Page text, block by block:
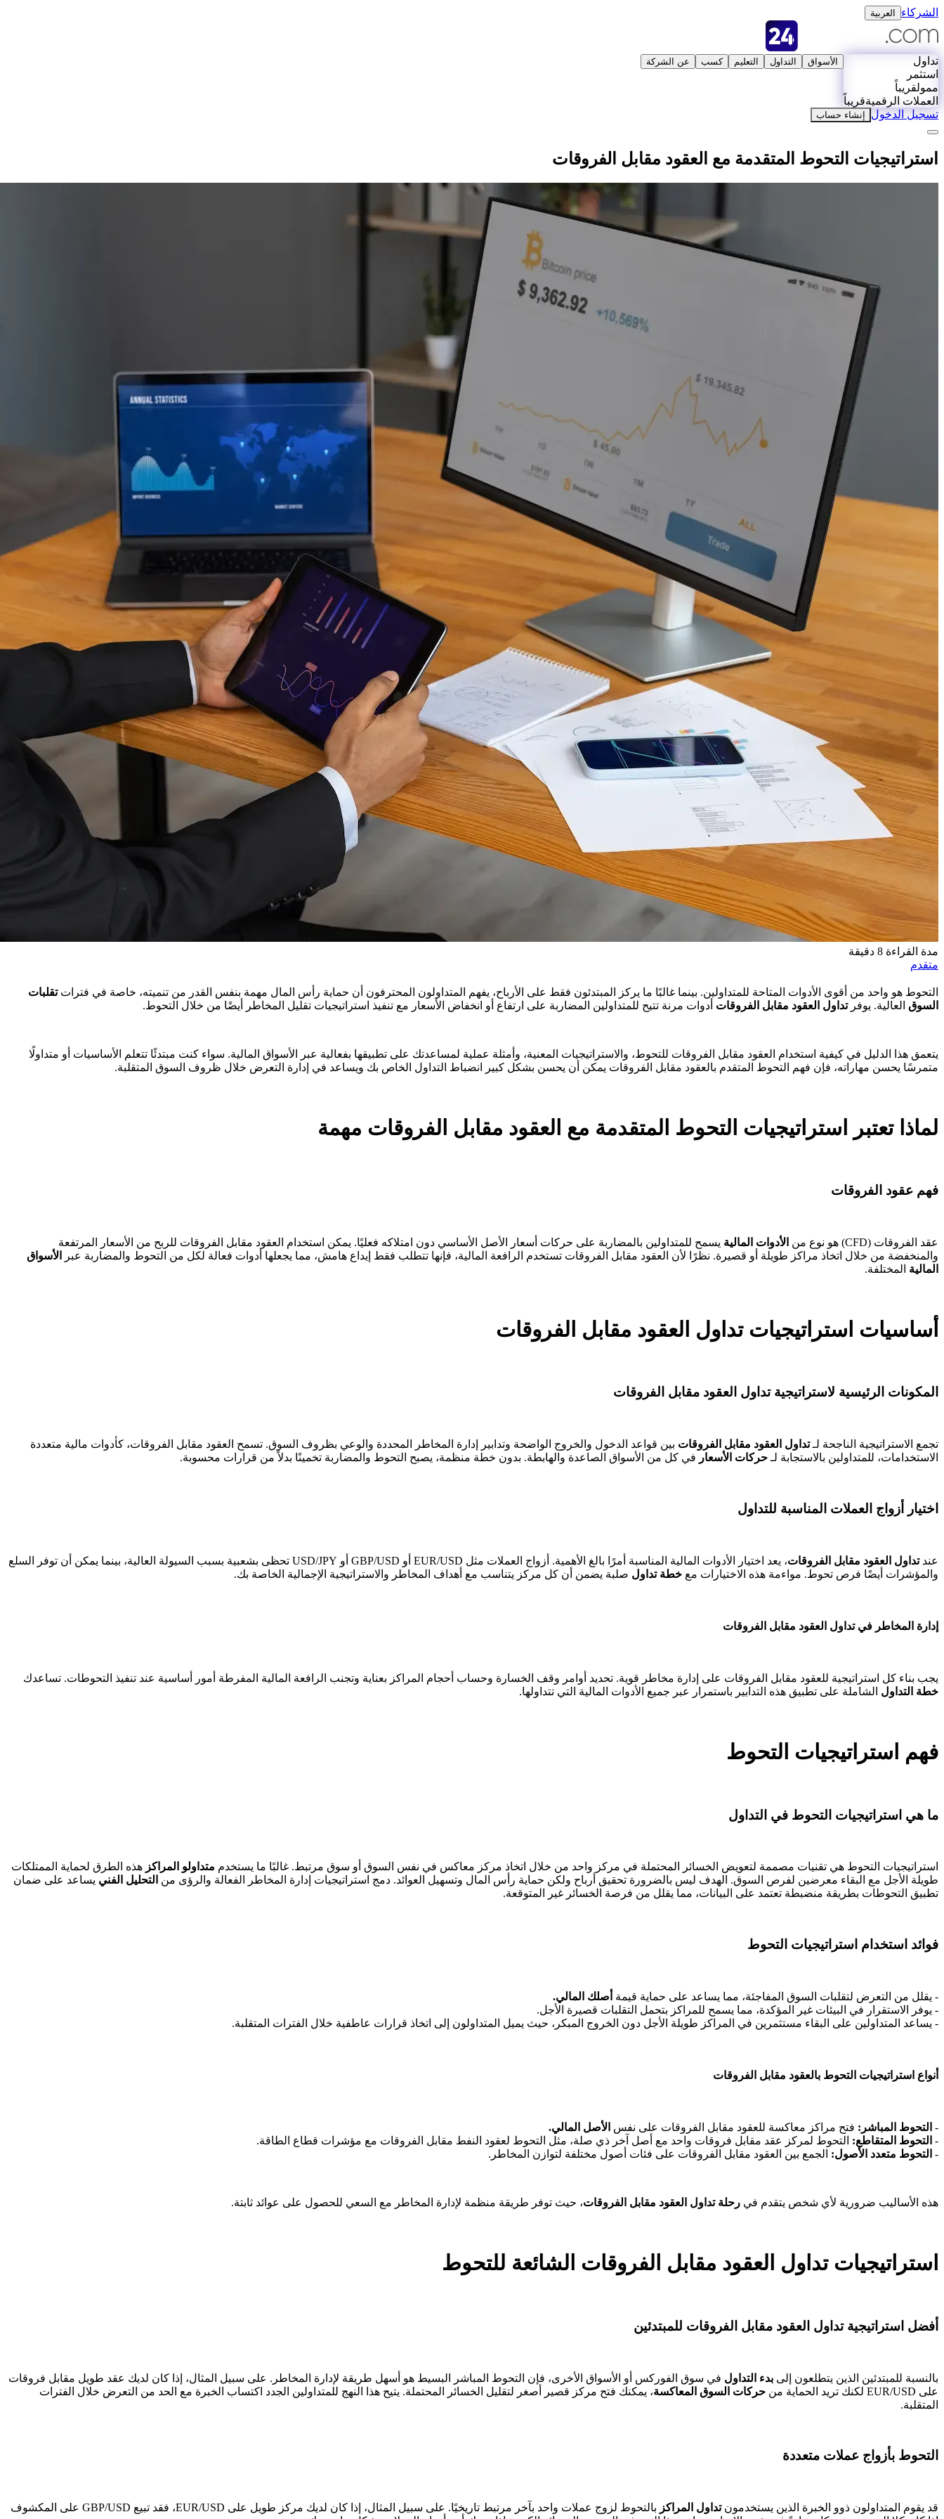
الشركاء العربية
تداول
استثمر
ممولقريباً
العملات الرقميةقريباً
الأسواق التداول التعليم كسب عن الشركة
تسجيل الدخول إنشاء حساب
استراتيجيات التحوط المتقدمة مع العقود مقابل الفروقات
مدة القراءة 8 دقيقة
متقدم
التحوط هو واحد من أقوى الأدوات المتاحة للمتداولين. بينما غالبًا ما يركز المبتدئون فقط على الأرباح، يفهم المتداولون المحترفون أن حماية رأس المال مهمة بنفس القدر من تنميته، خاصة في فتراتتقلبات
السوق العالية. يوفرتداول العقود مقابل الفروقات أدوات مرنة تتيح للمتداولين المضاربة على ارتفاع أو انخفاض الأسعار مع تنفيذ استراتيجيات تقليل المخاطر أيضًا من خلال التحوط.
يتعمق هذا الدليل في كيفية استخدام العقود مقابل الفروقات للتحوط، والاستراتيجيات المعنية، وأمثلة عملية لمساعدتك على تطبيقها بفعالية عبر الأسواق المالية. سواء كنت مبتدئًا تتعلم الأساسيات أو متداولًا
متمرسًا يحسن مهاراته، فإن فهم التحوط المتقدم بالعقود مقابل الفروقات يمكن أن يحسن بشكل كبير انضباط التداول الخاص بك ويساعد في إدارة التعرض خلال ظروف السوق المتقلبة.
لماذا تعتبر استراتيجيات التحوط المتقدمة مع العقود مقابل الفروقات مهمة
فهم عقود الفروقات
عقد الفروقات (CFD) هو نوع من الأدوات المالية يسمح للمتداولين بالمضاربة على حركات أسعار الأصل الأساسي دون امتلاكه فعليًا. يمكن استخدام العقود مقابل الفروقات للربح من الأسعار المرتفعة
والمنخفضة من خلال اتخاذ مراكز طويلة أو قصيرة. نظرًا لأن العقود مقابل الفروقات تستخدم الرافعة المالية، فإنها تتطلب فقط إيداع هامش، مما يجعلها أدوات فعالة لكل من التحوط والمضاربة عبر
الأسواق
المالية المختلفة.
أساسيات استراتيجيات تداول العقود مقابل الفروقات
المكونات الرئيسية لاستراتيجية تداول العقود مقابل الفروقات
تجمع الاستراتيجية الناجحة لـتداول العقود مقابل الفروقات بين قواعد الدخول والخروج الواضحة وتدابير إدارة المخاطر المحددة والوعي بظروف السوق. تسمح العقود مقابل الفروقات، كأدوات مالية متعددة
الاستخدامات، للمتداولين بالاستجابة لـ حركات الأسعار في كل من الأسواق الصاعدة والهابطة. بدون خطة منظمة، يصبح التحوط والمضاربة تخمينًا بدلاً من قرارات محسوبة.
اختيار أزواج العملات المناسبة للتداول
عندتداول العقود مقابل الفروقات
، يعد اختيار الأدوات المالية المناسبة أمرًا بالغ الأهمية. أزواج العملات مثل EUR/USD أو GBP/USD أو USD/JPY تحظى بشعبية بسبب السيولة العالية، بينما يمكن أن توفر السلع
والمؤشرات أيضًا فرص تحوط. مواءمة هذه الاختيارات مع خطة تداول صلبة يضمن أن كل مركز يتناسب مع أهداف المخاطر والاستراتيجية الإجمالية الخاصة بك.
إدارة المخاطر في تداول العقود مقابل الفروقات
يجب بناء كل استراتيجية للعقود مقابل الفروقات على إدارة مخاطر قوية. تحديد أوامر وقف الخسارة وحساب أحجام المراكز بعناية وتجنب الرافعة المالية المفرطة أمور أساسية عند تنفيذ التحوطات. تساعدك
خطة التداول الشاملة على تطبيق هذه التدابير باستمرار عبر جميع الأدوات المالية التي تتداولها.
فهم استراتيجيات التحوط
ما هي استراتيجيات التحوط في التداول
استراتيجيات التحوط هي تقنيات مصممة لتعويض الخسائر المحتملة في مركز واحد من خلال اتخاذ مركز معاكس في نفس السوق أو سوق مرتبط. غالبًا ما يستخدم متداولو المراكز هذه الطرق لحماية الممتلكات
طويلة الأجل مع البقاء معرضين لفرص السوق. الهدف ليس بالضرورة تحقيق أرباح ولكن حماية رأس المال وتسهيل العوائد. دمج استراتيجيات إدارة المخاطر الفعالة والرؤى من التحليل الفني يساعد على ضمان
تطبيق التحوطات بطريقة منضبطة تعتمد على البيانات، مما يقلل من فرصة الخسائر غير المتوقعة.
فوائد استخدام استراتيجيات التحوط
- يقلل من التعرض لتقلبات السوق المفاجئة، مما يساعد على حماية قيمة أصلك المالي.
- يوفر الاستقرار في البيئات غير المؤكدة، مما يسمح للمراكز بتحمل التقلبات قصيرة الأجل.
- يساعد المتداولين على البقاء مستثمرين في المراكز طويلة الأجل دون الخروج المبكر، حيث يميل المتداولون إلى اتخاذ قرارات عاطفية خلال الفترات المتقلبة.
أنواع استراتيجيات التحوط بالعقود مقابل الفروقات
- التحوط المباشر: فتح مراكز معاكسة للعقود مقابل الفروقات على نفس الأصل المالي.
- التحوط المتقاطع: التحوط لمركز عقد مقابل فروقات واحد مع أصل آخر ذي صلة، مثل التحوط لعقود النفط مقابل الفروقات مع مؤشرات قطاع الطاقة.
- التحوط متعدد الأصول: الجمع بين العقود مقابل الفروقات على فئات أصول مختلفة لتوازن المخاطر.
هذه الأساليب ضرورية لأي شخص يتقدم في رحلة تداول العقود مقابل الفروقات، حيث توفر طريقة منظمة لإدارة المخاطر مع السعي للحصول على عوائد ثابتة.
استراتيجيات تداول العقود مقابل الفروقات الشائعة للتحوط
أفضل استراتيجية تداول العقود مقابل الفروقات للمبتدئين
بالنسبة للمبتدئين الذين يتطلعون إلى بدء التداول في سوق الفوركس أو الأسواق الأخرى، فإن التحوط المباشر البسيط هو أسهل طريقة لإدارة المخاطر. على سبيل المثال، إذا كان لديك عقد طويل مقابل فروقات
على EUR/USD لكنك تريد الحماية من
حركات السوق المعاكسة، يمكنك فتح مركز قصير أصغر لتقليل الخسائر المحتملة. يتيح هذا النهج للمتداولين الجدد اكتساب الخبرة مع الحد من التعرض خلال الفترات
المتقلبة.
التحوط بأزواج عملات متعددة
قد يقوم المتداولون ذوو الخبرة الذين يستخدمونتداول المراكز
بالتحوط لزوج عملات واحد بآخر مرتبط تاريخيًا. على سبيل المثال، إذا كان لديك مركز طويل على EUR/USD، فقد تبيع GBP/USD على المكشوف